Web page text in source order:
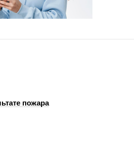
пожара